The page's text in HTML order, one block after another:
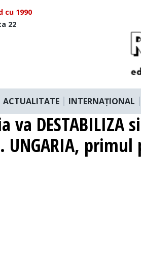
cu 1990
22
ACTUALITATE INTERNAȚIONAL
va
UNGARIA,